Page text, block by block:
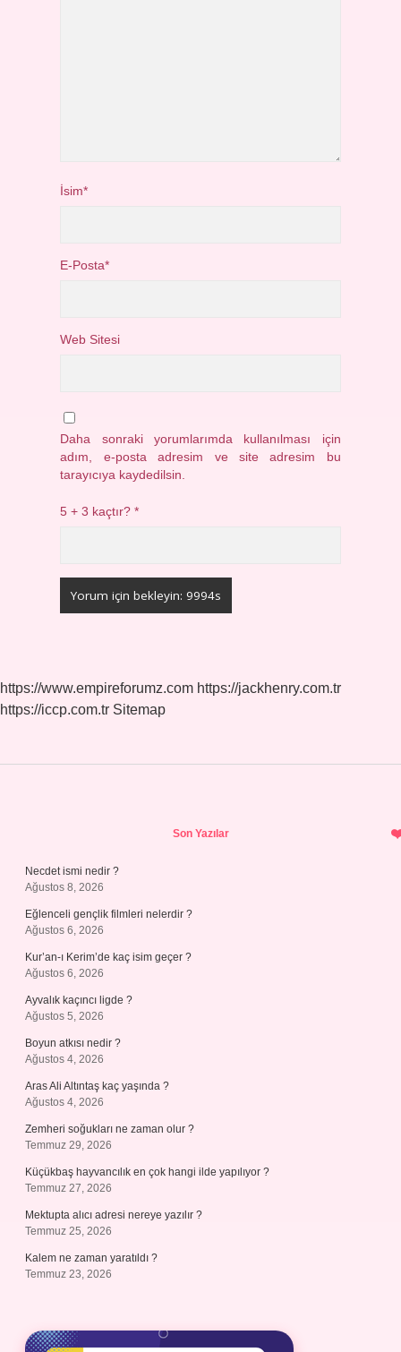
İsim*
E-Posta*
Web Sitesi
Daha sonraki yorumlarımda kullanılması için
adım, e-posta adresim ve site adresim bu
tarayıcıya kaydedilsin.
5 + 3 kaçtır?*
https://www.empireforumz.com https://jackhenry.com.tr
https://iccp.com.tr Sitemap
Son Yazılar
Necdet ismi nedir ?
Ağustos 8, 2026
Eğlenceli gençlik filmleri nelerdir ?
Ağustos 6, 2026
Kur’an-ı Kerim’de kaç isim geçer ?
Ağustos 6, 2026
Ayvalık kaçıncı ligde ?
Ağustos 5, 2026
Boyun atkısı nedir ?
Ağustos 4, 2026
Aras Ali Altıntaş kaç yaşında ?
Ağustos 4, 2026
Zemheri soğukları ne zaman olur ?
Temmuz 29, 2026
Küçükbaş hayvancılık en çok hangi ilde yapılıyor ?
Temmuz 27, 2026
Mektupta alıcı adresi nereye yazılır ?
Temmuz 25, 2026
Kalem ne zaman yaratıldı ?
Temmuz 23, 2026